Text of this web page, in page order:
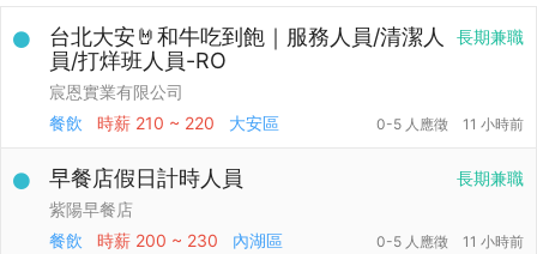
長期兼職
台北大安🤘和牛吃到飽｜服務人員/清潔人
員/打烊班人員-RO
宸恩實業有限公司
餐飲
時薪 210 ~ 220 大安區 0-5 人應徵 11 小時前
長期兼職
早餐店假日計時人員
紫陽早餐店
餐飲
時薪 200 ~ 230 內湖區 0-5 人應徵 11 小時前